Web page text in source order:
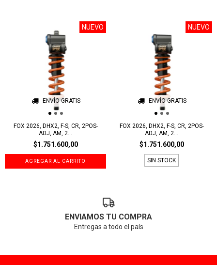
ENVÍO GRATIS
NUEVO
FOX 2026, DHX2, F-S, CR, 2POS-
ADJ, AM, 2...
$1.751.600,00
ENVÍO GRATIS
NUEVO
FOX 2026, DHX2, F-S, CR, 2POS-
ADJ, AM, 2...
$1.751.600,00
SIN STOCK
ENVIAMOS TU COMPRA
Entregas a todo el país